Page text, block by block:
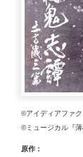
©アイディアファ
©ミュージカル『
原作：